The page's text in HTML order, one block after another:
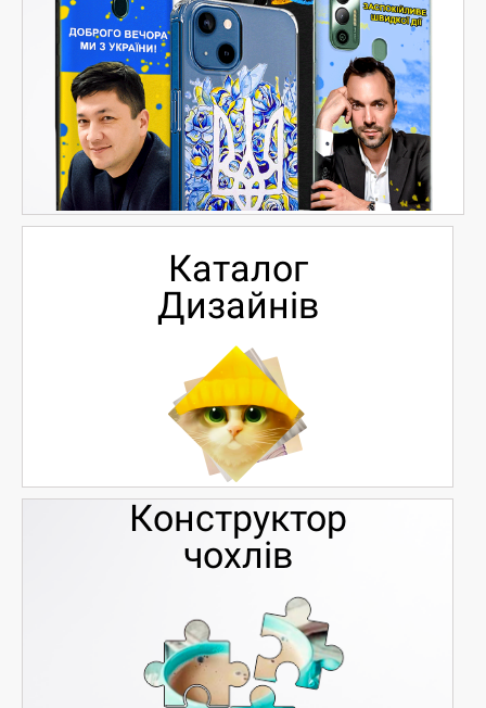
Каталог
Дизайнів
Конструктор
чохлів